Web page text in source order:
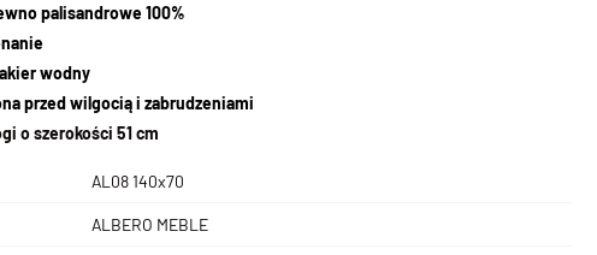
palisandrowe 100%
wodny
przed wilgocią i zabrudzeniami
o szerokości 51 cm
AL08 140x70
ALBERO MEBLE